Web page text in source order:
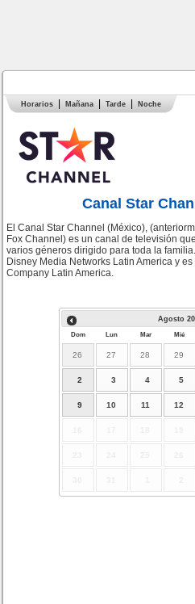
Horarios Mañana Tarde Noche
Canal Star
El Canal Star Channel (México),
Fox Channel) es un canal de televisión
varios géneros dirigido para toda la
Disney Media Networks Latin America y
Company Latin America.
Agosto
Dom Lun Mar Mié
26 27 28 29
2 3 4 5
9 10 11 12